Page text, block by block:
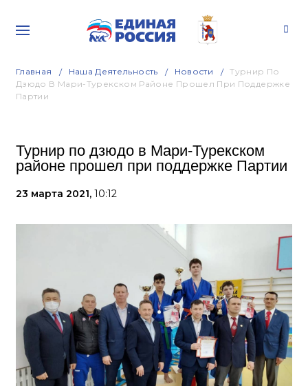
Главная Наша Деятельность Новости
Турнир По
Дзюдо В Мари-Турекском Районе Прошел При Поддержке
Партии
Турнир по дзюдо в Мари-Турекском
районе прошел при поддержке Партии
23 марта 2021, 10:12